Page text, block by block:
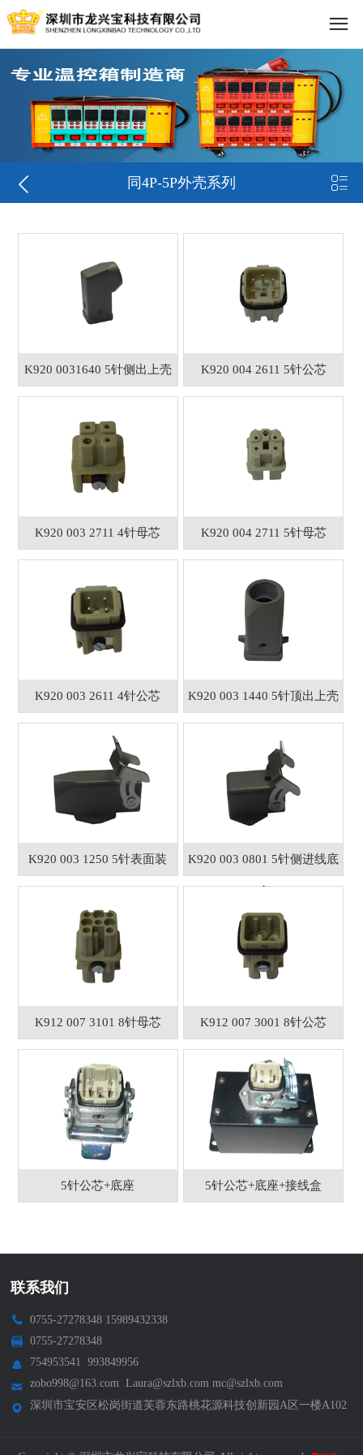
 同4P-5P外壳系列 
K920 0031640 5针侧出上壳 K920 004 2611 5针公芯
K920 003 2711 4针母芯 K920 004 2711 5针母芯
K920 003 2611 4针公芯 K920 003 1440 5针顶出上壳
K920 003 1250 5针表面装 K920 003 0801 5针侧进线底
K912 007 3101 8针母芯 K912 007 3001 8针公芯
5针公芯+底座 5针公芯+底座+接线盒
联系我们
0755-27278348 15989432338
0755-27278348
754953541 993849956
zobo998@163.com Laura@szlxb.com mc@szlxb.com
深圳市宝安区松岗街道芙蓉东路桃花源科技创新园A区一楼A102